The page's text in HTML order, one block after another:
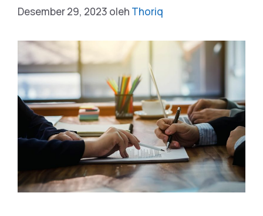
Desember 29, 2023 oleh Thoriq